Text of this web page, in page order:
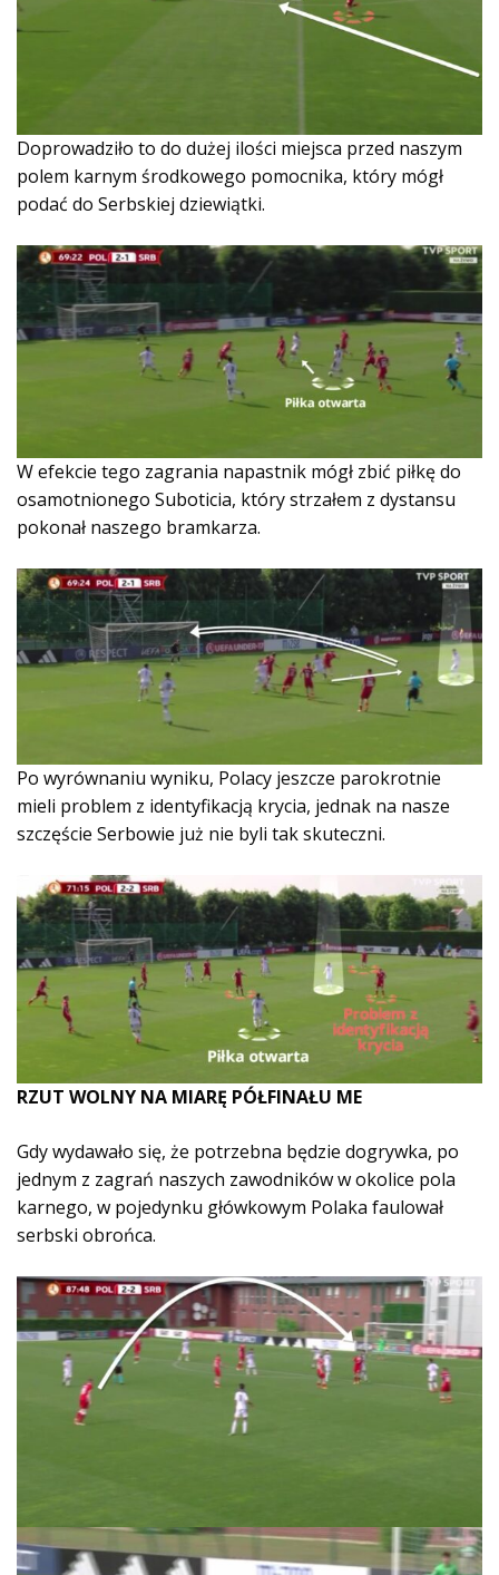
Doprowadziło to do dużej ilości miejsca przed naszym
polem karnym środkowego pomocnika, który mógł
podać do Serbskiej dziewiątki.
W efekcie tego zagrania napastnik mógł zbić piłkę do
osamotnionego Suboticia, który strzałem z dystansu
pokonał naszego bramkarza.
Po wyrównaniu wyniku, Polacy jeszcze parokrotnie
mieli problem z identyfikacją krycia, jednak na nasze
szczęście Serbowie już nie byli tak skuteczni.
RZUT WOLNY NA MIARĘ PÓŁFINAŁU ME
Gdy wydawało się, że potrzebna będzie dogrywka, po
jednym z zagrań naszych zawodników w okolice pola
karnego, w pojedynku główkowym Polaka faulował
serbski obrońca.